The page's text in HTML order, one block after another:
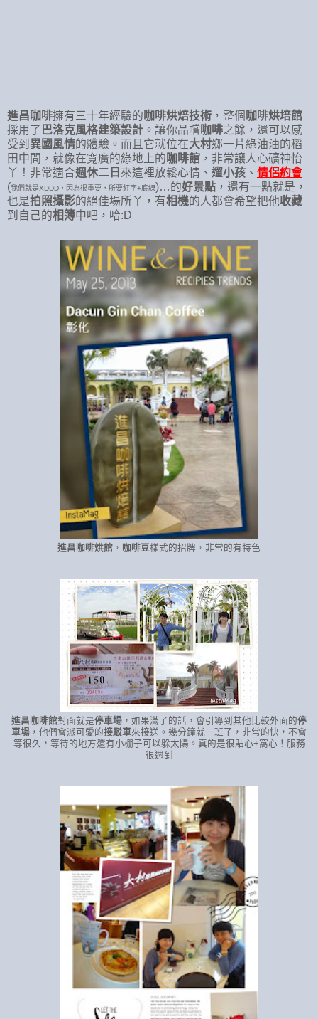
進昌咖啡擁有三十年經驗的咖啡烘焙技術 ，整個 咖啡烘培館
採用了 巴洛克風格建築設計 。讓你品嚐咖啡之餘，還可以感
受到 異國風情的體驗。而且它就位在大村鄉一片綠油油的稻
田中間，就像在寬廣的綠地上的咖啡館 ，非常讓人心礦神怡
丫！非常適合週休二日 來這裡放鬆心情、 遛小孩 、 情侶約會
(我們就是XDDD，因為很重要，所要紅字+底線)…的好景點 ，還有一點就是，
也是拍照攝影的絕佳場所丫，有相機的人都會希望把他收藏
到自己的相簿中吧，哈:D
進昌咖啡烘館 ， 咖啡豆樣式的招牌，非常的有特色
進昌咖啡館對面就是停車場 ，如果滿了的話，會引導到其他比較外面的停
車場 ，他們會派可愛的接駁車來接送。幾分鐘就一班了，非常的快，不會
等很久，等待的地方還有小棚子可以躲太陽。真的是很貼心+窩心！服務
很週到